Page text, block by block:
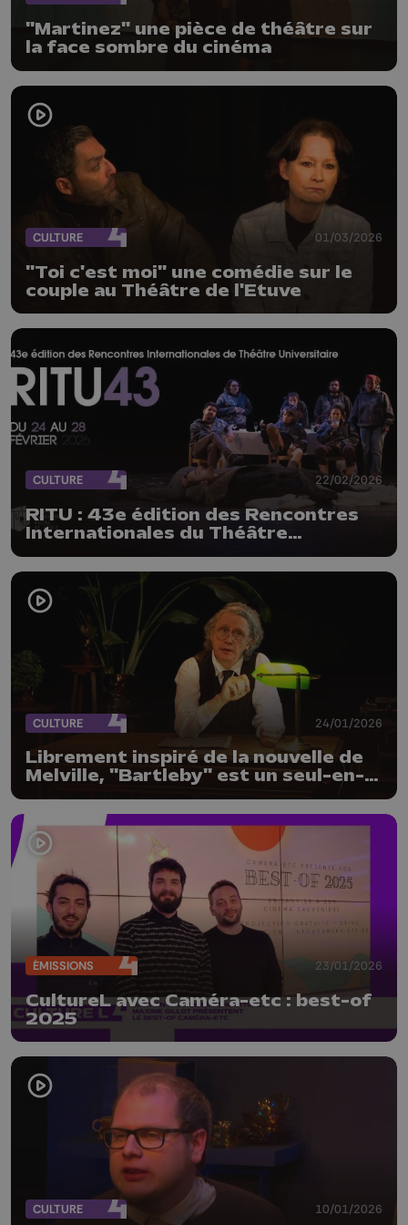
"Martinez" une pièce de théâtre sur
la face sombre du cinéma
CULTURE 01/03/2026
"Toi c'est moi" une comédie sur le
couple au Théâtre de l'Etuve
CULTURE 22/02/2026
RITU : 43e édition des Rencontres
Internationales du Théâtre
CULTURE 24/01/2026
Librement inspiré de la nouvelle de
Melville, "Bartleby" est un seul-en-
ÉMISSIONS 23/01/2026
CultureL avec Caméra-etc : best-of
2025
CULTURE 10/01/2026